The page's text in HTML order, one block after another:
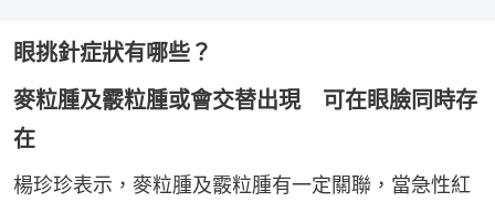
眼挑針症狀有哪些？
麥粒腫及霰粒腫或會交替出現 可在眼臉同時存
在
楊珍珍表示，麥粒腫及霰粒腫有一定關聯，當急性紅